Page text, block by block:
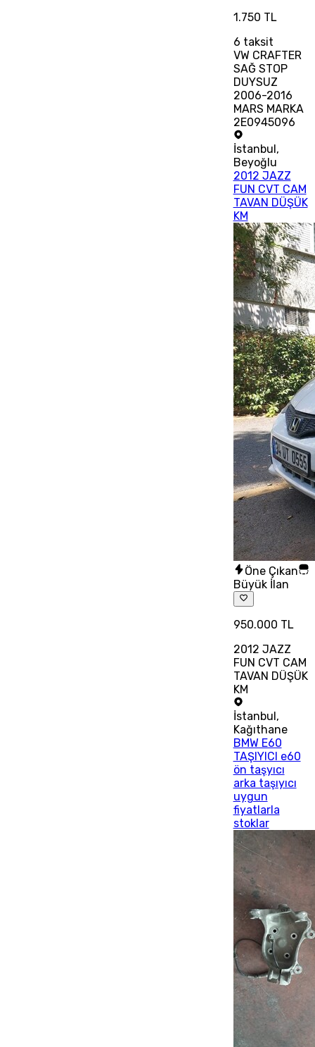
1.750 TL
6 taksit
VW CRAFTER
SAĞ STOP
DUYSUZ
2006-2016
MARS MARKA
2E0945096
İstanbul,
Beyoğlu
2012 JAZZ
FUN CVT CAM
TAVAN DÜŞÜK
KM
Öne Çıkan
Büyük İlan
950.000 TL
2012 JAZZ
FUN CVT CAM
TAVAN DÜŞÜK
KM
İstanbul,
Kağıthane
BMW E60
TAŞIYICI e60
ön taşyıcı
arka taşıyıcı
uygun
fiyatlarla
stoklar